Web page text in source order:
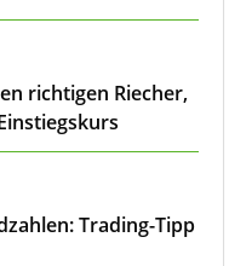
richtigen Riecher,
Trading-Tipp